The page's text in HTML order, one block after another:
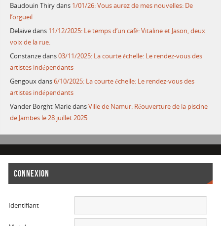
Baudouin Thirydans 1/01/26: Vous aurez de mes nouvelles: De
l’orgueil
Delaivedans 11/12/2025: Le temps d’un café: Vitaline et Jason, deux
voix de la rue.
Constanzedans03/11/2025: La courte échelle: Le rendez-vous des
artistes indépendants
Gengouxdans6/10/2025: La courte échelle: Le rendez-vous des
artistes indépendants
Vander Borght MariedansVille de Namur: Réouverture de la piscine
de Jambes le 28 juillet 2025
CONNEXION
Identifiant